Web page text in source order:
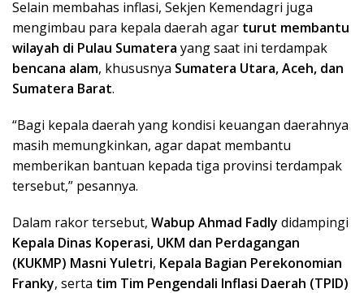
Selain membahas inflasi, Sekjen Kemendagri juga
mengimbau para kepala daerah agar turut membantu
wilayah di Pulau Sumatera yang saat ini terdampak
bencana alam, khususnya Sumatera Utara, Aceh, dan
Sumatera Barat.
“Bagi kepala daerah yang kondisi keuangan daerahnya
masih memungkinkan, agar dapat membantu
memberikan bantuan kepada tiga provinsi terdampak
tersebut,” pesannya.
Dalam rakor tersebut, Wabup Ahmad Fadly didampingi
Kepala Dinas Koperasi, UKM dan Perdagangan
(KUKMP) Masni Yuletri, Kepala Bagian Perekonomian
Franky, serta tim Tim Pengendali Inflasi Daerah (TPID)